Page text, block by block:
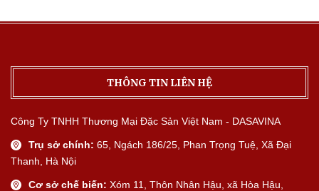
THÔNG TIN LIÊN HỆ
Công Ty TNHH Thương Mại Đặc Sản Việt Nam - DASAVINA
Trụ sở chính: 65, Ngách 186/25, Phan Trọng Tuệ, Xã Đại
Thanh, Hà Nội
Cơ sở chế biến: Xóm 11, Thôn Nhân Hậu, xã Hòa Hậu,